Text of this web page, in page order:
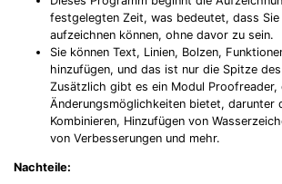
festgelegten Zeit, was bedeutet, dass
aufzeichnen können, ohne davor zu sein.
Sie können Text, Linien, Bolzen,
hinzufügen, und das ist nur die Spitze
Zusätzlich gibt es ein Modul Proofreader,
Änderungsmöglichkeiten bietet, darunter
Kombinieren, Hinzufügen von
von Verbesserungen und mehr.
Nachteile: